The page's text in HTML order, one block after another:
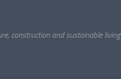
construction and sustainable living